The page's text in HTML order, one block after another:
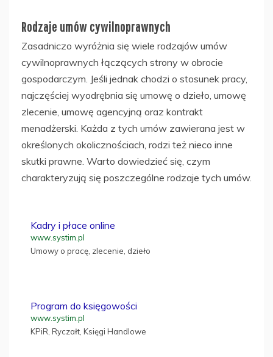
Rodzaje umów cywilnoprawnych
Zasadniczo wyróżnia się wiele rodzajów umów
cywilnoprawnych łączących strony w obrocie
gospodarczym. Jeśli jednak chodzi o stosunek pracy,
najczęściej wyodrębnia się umowę o dzieło, umowę
zlecenie, umowę agencyjną oraz kontrakt
menadżerski. Każda z tych umów zawierana jest w
określonych okolicznościach, rodzi też nieco inne
skutki prawne. Warto dowiedzieć się, czym
charakteryzują się poszczególne rodzaje tych umów.
Kadry i płace online
www.systim.pl
Umowy o pracę, zlecenie, dzieło
Program do księgowości
www.systim.pl
KPiR, Ryczałt, Księgi Handlowe